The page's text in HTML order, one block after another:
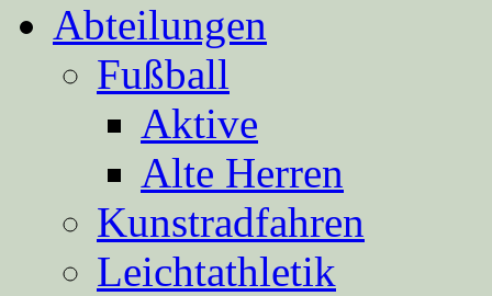
Abteilungen
Fußball
Aktive
Alte Herren
Kunstradfahren
Leichtathletik